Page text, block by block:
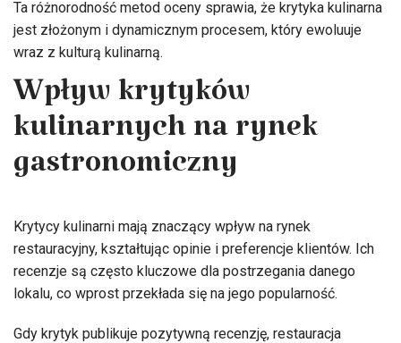
Ta różnorodność metod oceny sprawia, że krytyka kulinarna
jest złożonym i dynamicznym procesem, który ewoluuje
wraz z kulturą kulinarną.
Wpływ krytyków
kulinarnych na rynek
gastronomiczny
Krytycy kulinarni mają znaczący wpływ na rynek
restauracyjny, kształtując opinie i preferencje klientów. Ich
recenzje są często kluczowe dla postrzegania danego
lokalu, co wprost przekłada się na jego popularność.
Gdy krytyk publikuje pozytywną recenzję, restauracja